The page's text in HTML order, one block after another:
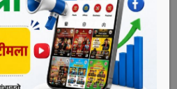
कोअर कमिटीची तातडीची बैठक
महाराष्ट्राच्या बाहेर जाऊ
भगतसिंह कोशारी यांना